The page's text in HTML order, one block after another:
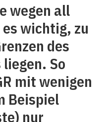
wegen all
wichtig, zu
des
So
mit wenigen
Beispiel
nur